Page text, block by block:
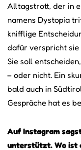
Alltagstrott, der in
namens Dystopia
knifflige
dafür verspricht sie
Sie soll
– oder nicht. Ein
bald auch in
Gespräche hat es
Auf Instagram
unterstützt. Wo ist